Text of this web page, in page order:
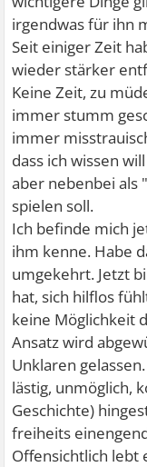
irgendwas für ihn
Seit einiger Zeit
wieder stärker
Keine Zeit, zu
immer stumm
immer
dass ich wissen
aber nebenbei als
spielen soll.
Ich befinde mich
ihm kenne. Habe
umgekehrt. Jetzt
hat, sich hilflos
keine Möglichkeit
Ansatz wird
Unklaren
lästig, unmöglich,
Geschichte)
freiheits
Offensichtlich lebt